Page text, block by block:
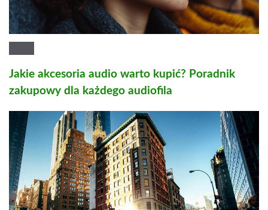
Jakie akcesoria audio warto kupić? Poradnik
zakupowy dla każdego audiofila